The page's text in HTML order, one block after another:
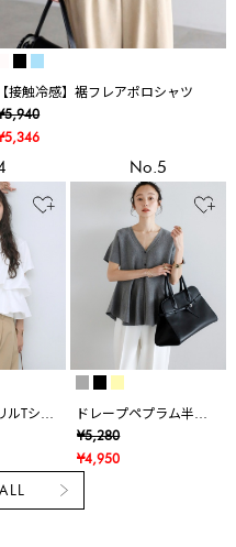
【接触冷感】裾フレアポロシャツ
Tシャ
No.5
ドレープペプラム半袖
ニットカーデ
¥5,280
¥4,950